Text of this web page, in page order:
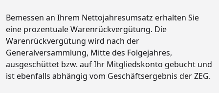
Bemessen an Ihrem Nettojahresumsatz erhalten Sie
eine prozentuale Warenrückvergütung. Die
Warenrückvergütung wird nach der
Generalversammlung, Mitte des Folgejahres,
ausgeschüttet bzw. auf Ihr Mitgliedskonto gebucht und
ist ebenfalls abhängig vom Geschäftsergebnis der ZEG.